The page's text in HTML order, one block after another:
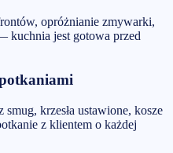
opróżnianie zmywarki,
kuchnia jest gotowa przed
smug, krzesła ustawione, kosze
z klientem o każdej